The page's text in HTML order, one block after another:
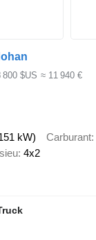
800 $US ≈ 11 940 €
kW) Carburant
4x2